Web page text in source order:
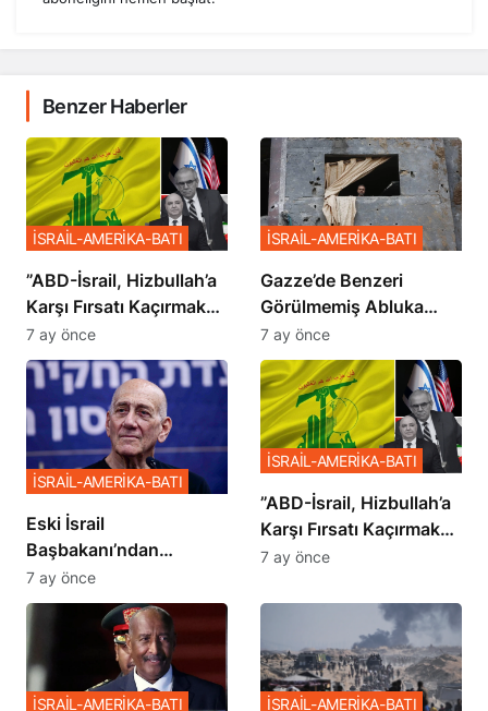
Benzer Haberler
​​​​​​​”ABD-İsrail, Hizbullah’a
Karşı Fırsatı Kaçırmak
İstemiyor”
İSRAİL-AMERİKA-BATI
7 ay önce
​​​​​​​Gazze’de Benzeri
Görülmemiş Abluka
Planı
İSRAİL-AMERİKA-BATI
7 ay önce
Eski İsrail
Başbakanı’ndan
Netanyahu’ya Ağır
Sözler
İSRAİL-AMERİKA-BATI
7 ay önce
​​​​​​​”ABD-İsrail, Hizbullah’a
Karşı Fırsatı Kaçırmak
İstemiyor”
İSRAİL-AMERİKA-BATI
7 ay önce
İSRAİL-AMERİKA-BATI İSRAİL-AMERİKA-BATI